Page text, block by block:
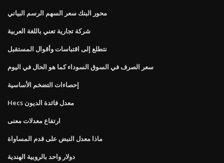
محور البنك سعر السهم الرسم البياني
شركة تجارية تعني باللغة العربية
نتطلع إلى اقتباسات وأقوال المستقبل
سعر الصرف في السوق السوداء كما هو الحال في اليوم
إحصاءات التضخم الأساسية
Hecs معدل فائدة الديون
ارتفاع معدلات معنى
ماذا معدل النبض على قدم المساواة
دولار واحد بالروبية الهندية